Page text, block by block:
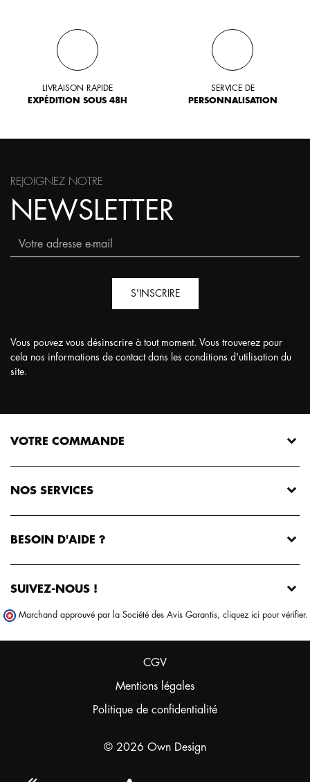
LIVRAISON RAPIDE
EXPÉDITION SOUS 48H
SERVICE DE
PERSONNALISATION
REJOIGNEZ NOTRE
NEWSLETTER
S'INSCRIRE
Vous pouvez vous désinscrire à tout moment. Vous trouverez pour
cela nos informations de contact dans les conditions d'utilisation du
site.
VOTRE COMMANDE
NOS SERVICES
BESOIN D'AIDE ?
SUIVEZ-NOUS !
Marchand approuvé par la Société des Avis Garantis, cliquez ici pour vérifier.
© 2026 Own Design
CGV
Mentions légales
Politique de confidentialité